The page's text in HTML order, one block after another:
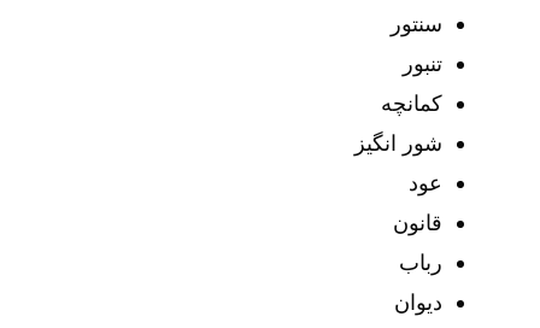
سنتور
تنبور
کمانچه
شور انگیز
عود
قانون
رباب
دیوان